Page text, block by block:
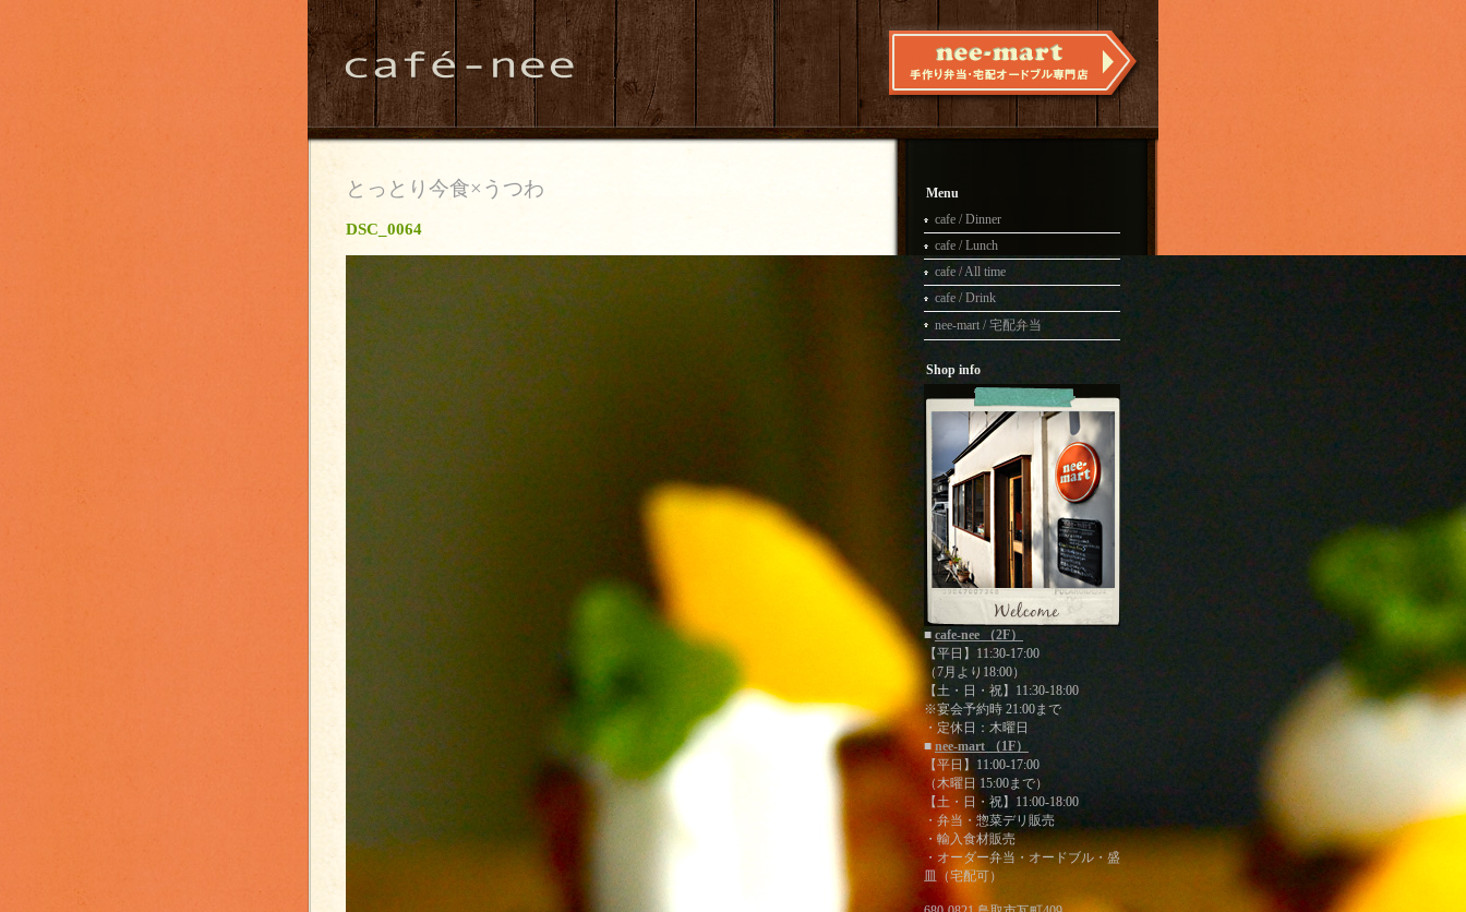
とっとり今食×うつわ
DSC_0064
Menu
cafe / Dinner
cafe / Lunch
cafe / All time
cafe / Drink
nee-mart / 宅配弁当
Shop info
■ cafe-nee （2F）
【平日】11:30-17:00
（7月より18:00）
【土・日・祝】11:30-18:00
※宴会予約時 21:00まで
・定休日：木曜日
■ nee-mart （1F）
【平日】11:00-17:00
（木曜日 15:00まで）
【土・日・祝】11:00-18:00
・弁当・惣菜デリ販売
・輸入食材販売
・オーダー弁当・オードブル・盛
皿（宅配可）